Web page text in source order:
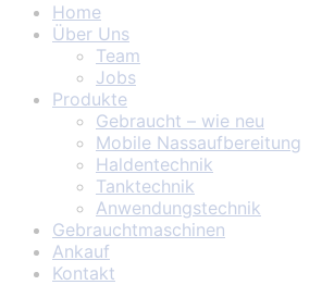
Home
Über Uns
Team
Jobs
Produkte
Gebraucht – wie neu
Mobile Nassaufbereitung
Haldentechnik
Tanktechnik
Anwendungstechnik
Gebrauchtmaschinen
Ankauf
Kontakt